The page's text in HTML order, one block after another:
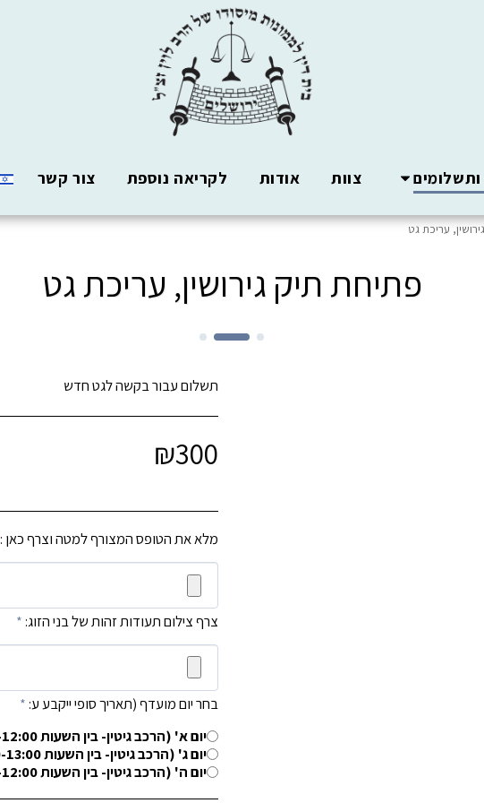
צוות אודות לקריאה נוספת צור קשר
עריכת גט
פתיחת תיק גירושין, עריכת גט
תשלום עבור בקשה לגט חדש
₪300
מלא את הטופס המצורף למטה וצרף כאן :
צרף צילום תעודות זהות של בני הזוג: *
בחר יום מועדף (תאריך סופי ייקבע ע: *
יום א' (הרכב גיטין- בין השעות 10:30-12:00 לפנהצ)
יום ג' (הרכב גיטין- בין השעות 12:00-13:00 בצהריים)
יום ה' (הרכב גיטין- בין השעות 10:30-12:00 לפנהצ)